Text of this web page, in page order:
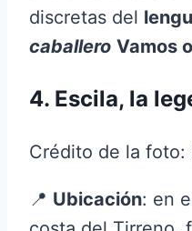
discretas del
caballero Vamos
4. Escila, la
Crédito de la
📍 Ubicación: en